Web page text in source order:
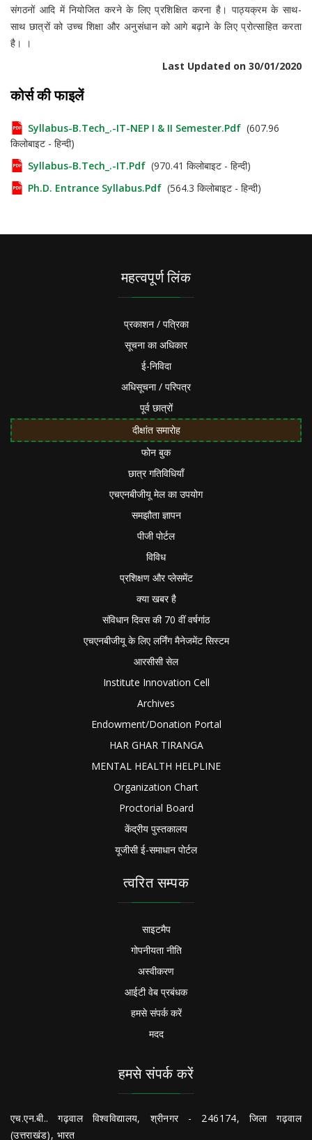
संगठनों आदि में नियोजित करने के लिए प्रशिक्षित करना है। पाठ्यक्रम के साथ-
साथ छात्रों को उच्च शिक्षा और अनुसंधान को आगे बढ़ाने के लिए प्रोत्साहित करता
है। ।
Last Updated on 30/01/2020
कोर्स की फाइलें
Syllabus-B.Tech_.-IT-NEP I & II Semester.pdf (607.96
किलोबाइट - हिन्दी)
Syllabus-B.Tech_.-IT.pdf (970.41 किलोबाइट - हिन्दी)
Ph.D. Entrance Syllabus.pdf (564.3 किलोबाइट - हिन्दी)
महत्वपूर्ण लिंक
प्रकाशन / पत्रिका
सूचना का अधिकार
ई-निविदा
अधिसूचना / परिपत्र
पूर्व छात्रों
दीक्षांत समारोह
फोन बुक
छात्र गतिविधियाँ
एचएनबीजीयू मेल का उपयोग
समझौता ज्ञापन
पीजी पोर्टल
विविध
प्रशिक्षण और प्लेसमेंट
क्या खबर है
संविधान दिवस की 70 वीं वर्षगांठ
एचएनबीजीयू के लिए लर्निंग मैनेजमेंट सिस्टम
आरसीसी सेल
Institute Innovation Cell
Archives
Endowment/Donation Portal
HAR GHAR TIRANGA
MENTAL HEALTH HELPLINE
Organization Chart
Proctorial Board
केंद्रीय पुस्तकालय
यूजीसी ई-समाधान पोर्टल
त्वरित सम्पक
साइटमैप
गोपनीयता नीति
अस्वीकरण
आईटी वेब प्रबंधक
हमसे संपर्क करें
मदद
हमसे संपर्क करें
एच.एन.बी.. गढ़वाल विश्वविद्यालय, श्रीनगर - 246174, जिला गढ़वाल
(उत्तराखंड), भारत